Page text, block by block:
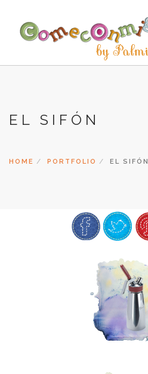
PREMIOS
RETOS
SEARCH SITE
EL SIFÓN
HOME PORTFOLIO EL SIFÓN